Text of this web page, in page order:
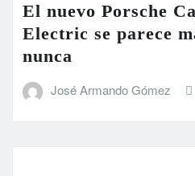
El nuevo Porsche
Electric se parece
nunca
José Armando Gómez